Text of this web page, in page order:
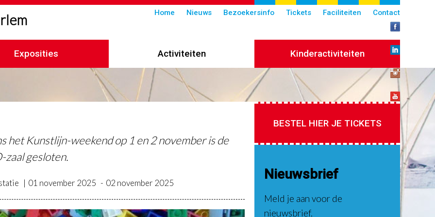
Submenu
header
Home Nieuws Bezoekersinfo Tickets Faciliteiten Contact
Exposities Activiteiten Kinderactiviteiten
het Kunstlijn-weekend op 1 en 2 november is de
zaal gesloten.
01 november 2025 02 november 2025
BESTEL HIER JE TICKETS
Nieuwsbrief
Meld je aan voor de
nieuwsbrief.